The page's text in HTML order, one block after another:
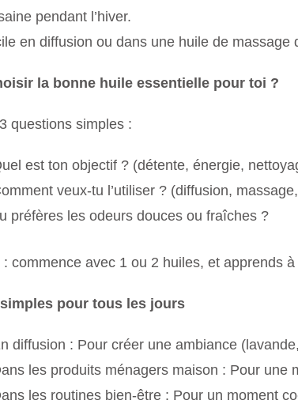
pendant l’hiver.
en diffusion ou dans une huile de massage
la bonne huile essentielle pour toi ?
questions simples :
est ton objectif ? (détente, énergie,
veux-tu l’utiliser ? (diffusion,
préfères les odeurs douces ou fraîches ?
commence avec 1 ou 2 huiles, et apprends
pour tous les jours
diffusion : Pour créer une ambiance
les produits ménagers maison : Pour une
les routines bien-être : Pour un moment